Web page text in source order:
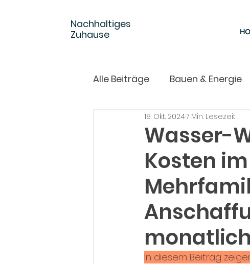
Nachhaltiges
Zuhause
Alle Beiträge Bauen & Energie
Garten & Draußen
Wasser-
Kosten
18. Okt. 20247 Min. Lesezeit
In diesem Beitrag